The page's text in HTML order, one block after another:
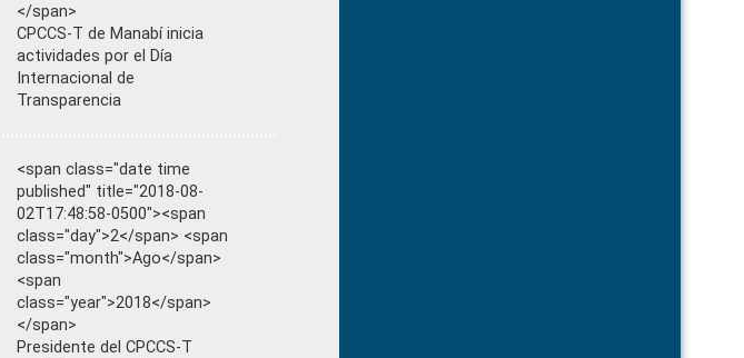
</span>
CPCCS-T de Manabí inicia
actividades por el Día
Internacional de
Transparencia
<span class="date time
published" title="2018-08-
02T17:48:58-0500"><span
class="day">2</span> <span
class="month">Ago</span>
<span
class="year">2018</span>
</span>
Presidente del CPCCS-T